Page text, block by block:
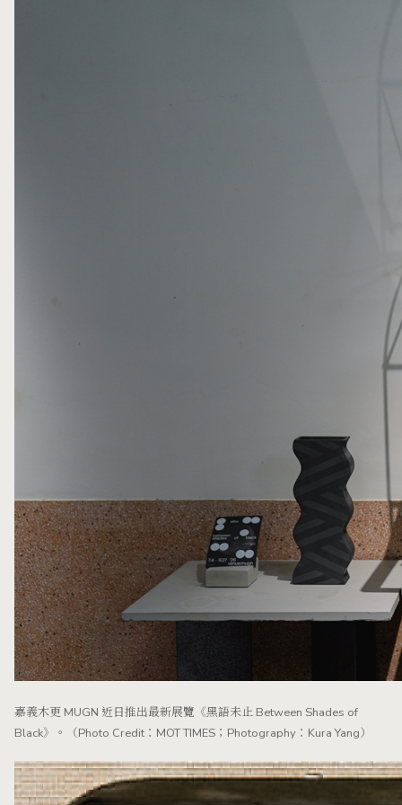
嘉義木更 MUGN 近日推出最新展覽《黑語未止 Between Shades of
Black》。（Photo Credit：MOT TIMES；Photography：Kura Yang）